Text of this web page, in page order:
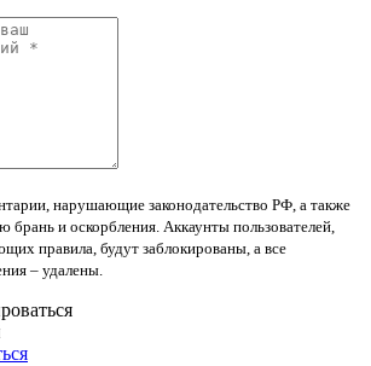
нарушающие законодательство РФ, а также
и оскорбления. Аккаунты пользователей,
правила, будут заблокированы, а все
– удалены.